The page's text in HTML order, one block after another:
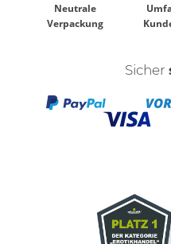
Neutrale
Verpackung
Sicher